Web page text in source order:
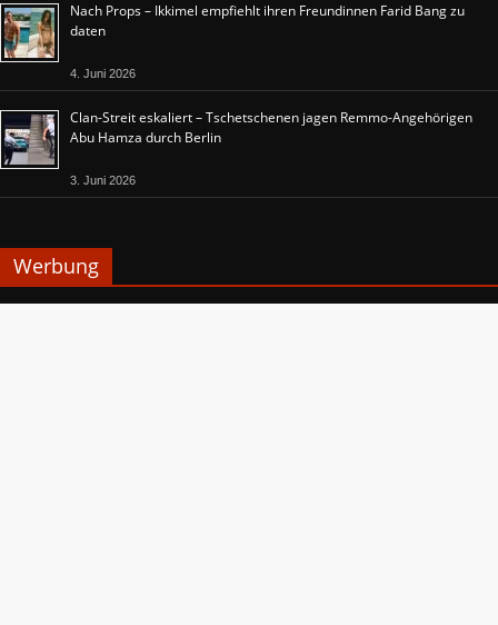
Nach Props – Ikkimel empfiehlt ihren Freundinnen Farid Bang zu
daten
4. Juni 2026
Clan-Streit eskaliert – Tschetschenen jagen Remmo-Angehörigen
Abu Hamza durch Berlin
3. Juni 2026
Werbung